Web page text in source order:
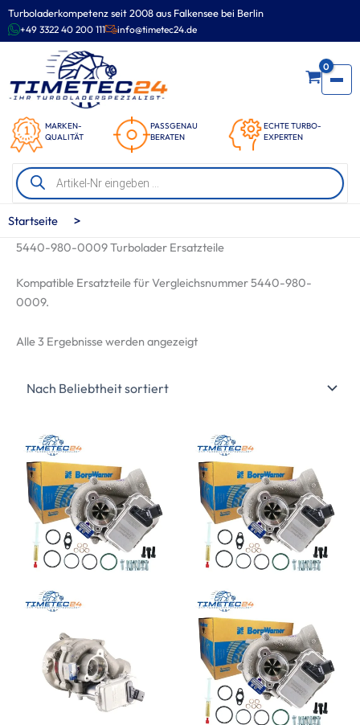
Turboladerkompetenz seit 2008 aus Falkensee bei Berlin
+49 3322 40 200 111 info@timetec24.de
MARKEN-
QUALITÄT
PASSGENAU
BERATEN
ECHTE TURBO-
EXPERTEN
0
Products
search
Zum
Inhalt
springen
Startseite >
5440-980-0009 Turbolader Ersatzteile
Kompatible Ersatzteile für Vergleichsnummer 5440-980-
0009.
Alle 3 Ergebnisse werden angezeigtNach